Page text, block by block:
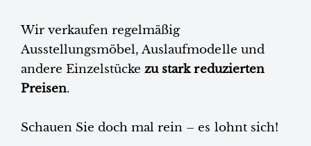
Wir verkaufen regelmäßig
Ausstellungsmöbel, Auslaufmodelle und
andere Einzelstücke zu stark reduzierten
Preisen.
Schauen Sie doch mal rein – es lohnt sich!